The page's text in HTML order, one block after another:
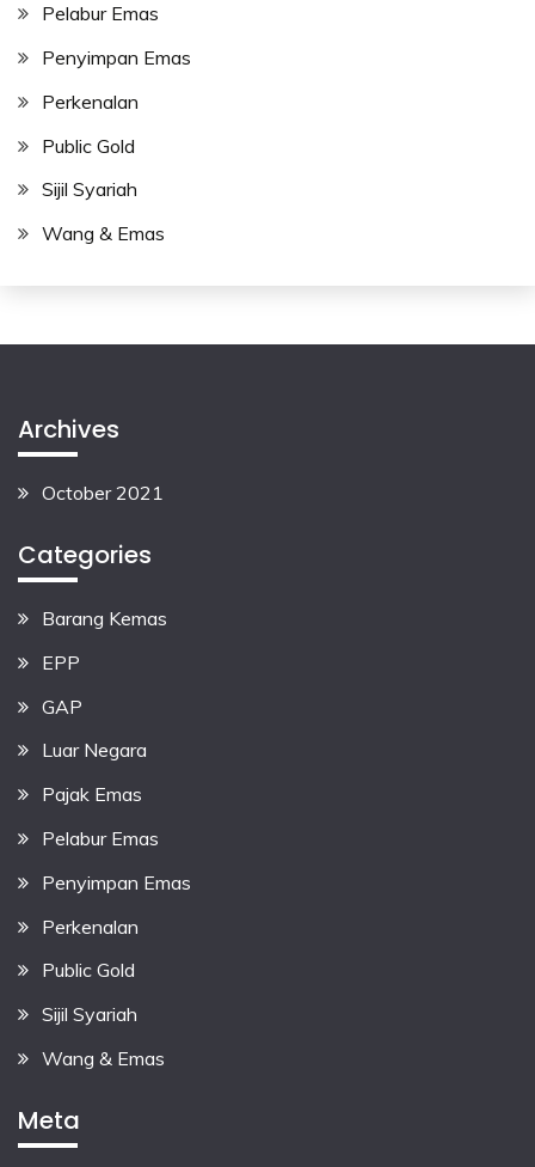
Pelabur Emas
Penyimpan Emas
Perkenalan
Public Gold
Sijil Syariah
Wang & Emas
Archives
October 2021
Categories
Barang Kemas
EPP
GAP
Luar Negara
Pajak Emas
Pelabur Emas
Penyimpan Emas
Perkenalan
Public Gold
Sijil Syariah
Wang & Emas
Meta